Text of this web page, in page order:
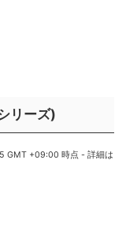
リーズ)
GMT +09:00 時点 -詳細は